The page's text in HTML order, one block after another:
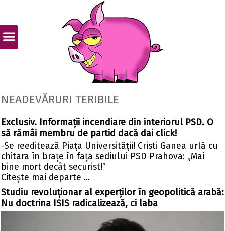
NEADEVĂRURI TERIBILE
Exclusiv. Informații incendiare din interiorul PSD. O
să rămâi membru de partid dacă dai click!
-Se reeditează Piața Universității! Cristi Ganea urlă cu
chitara în brațe în fața sediului PSD Prahova: „Mai
bine mort decât securist!”
Citeşte mai departe ...
Studiu revoluționar al experților în geopolitică arabă:
Nu doctrina ISIS radicalizează, ci laba